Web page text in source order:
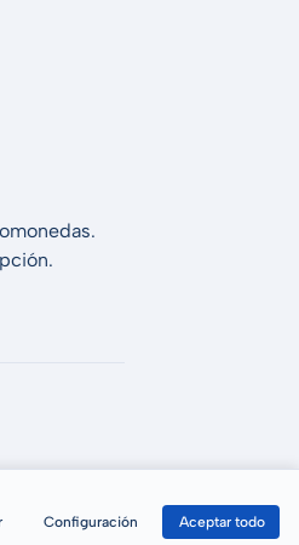
Configuración Aceptar todo